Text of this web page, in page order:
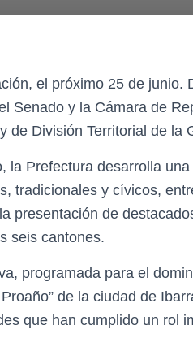
el próximo 25 de junio.
Senado y la Cámara de
de División Territorial de la
la Prefectura desarrolla
tradicionales y cívicos,
presentación de
seis cantones.
programada para el
de la ciudad de
que han cumplido un rol